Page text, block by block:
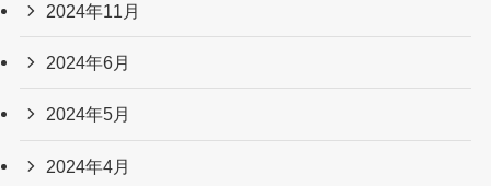
2024年11月
2024年6月
2024年5月
2024年4月